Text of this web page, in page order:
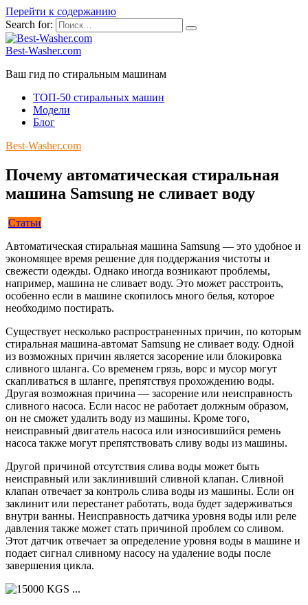
Перейти к содержанию
Search for:
Best-Washer.com
Ваш гид по стиральным машинам
ТОП-50 стиральных машин
Модели
Блог
Best-Washer.com
Почему автоматическая стиральная
машина Samsung не сливает воду
Статьи
Автоматическая стиральная машина Samsung — это удобное и
экономящее время решение для поддержания чистоты и
свежести одежды. Однако иногда возникают проблемы,
например, машина не сливает воду. Это может расстроить,
особенно если в машине скопилось много белья, которое
необходимо постирать.
Существует несколько распространенных причин, по которым
стиральная машина-автомат Samsung не сливает воду. Одной
из возможных причин является засорение или блокировка
сливного шланга. Со временем грязь, ворс и мусор могут
скапливаться в шланге, препятствуя прохождению воды.
Другая возможная причина — засорение или неисправность
сливного насоса. Если насос не работает должным образом,
он не сможет удалить воду из машины. Кроме того,
неисправный двигатель насоса или износившийся ремень
насоса также могут препятствовать сливу воды из машины.
Другой причиной отсутствия слива воды может быть
неисправный или заклинивший сливной клапан. Сливной
клапан отвечает за контроль слива воды из машины. Если он
заклинит или перестанет работать, вода будет задерживаться
внутри ванны. Неисправность датчика уровня воды или реле
давления также может стать причиной проблем со сливом.
Этот датчик отвечает за определение уровня воды в машине и
подает сигнал сливному насосу на удаление воды после
завершения цикла.